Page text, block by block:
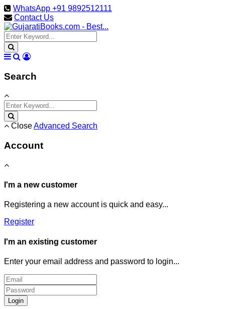
WhatsApp +91 9892512111
Contact Us
Search
CloseAdvanced Search
Account
I'm a new customer
Registering a new account is quick and easy...
Register
I'm an existing customer
Enter your email address and password to login...
Login